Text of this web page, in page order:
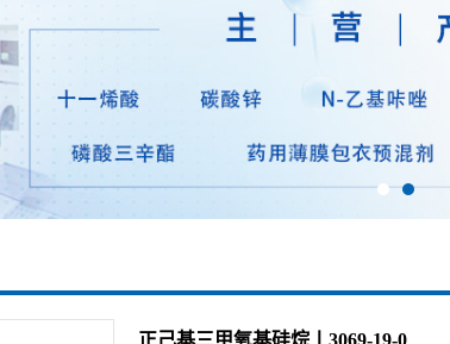
正己基三甲氧基硅烷丨3069-19-0